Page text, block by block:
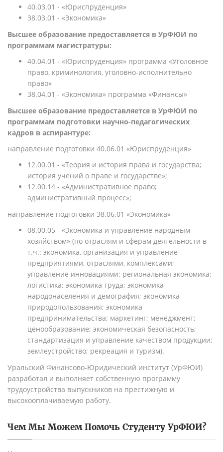
40.03.01 - «Юриспруденция»
38.03.01 - «Экономика»
Высшее образование предоставляется в УрФЮИ по
программам магистратуры:
40.04.01 - «Юриспруденция» программа «Уголовное
право, криминология, уголовно-исполнительно
право»
38.04.01 - «Экономика» программа «Финансы»
Высшее образование предоставляется в УрФЮИ по
программам подготовки научно-педагогических
кадров в аспирантуре:
направление подготовки 40.06.01 «Юриспруденция»
12.00.01 - «Теория и история права и государства;
история учений о праве и государстве»;
12.00.14 - «Административное право;
административный процесс»;
направление подготовки 38.06.01 «Экономика»
08.00.05 - «Экономика и управление народным
хозяйством» (по отраслям и сферам деятельности в
т.ч.: экономика, организация и управление
предприятиями, отраслями, комплексами;
управление инновациями; региональная экономика;
логистика; экономика труда; экономика
народонаселения и демография; экономика
природопользования; экономика
предпринимательства; маркетинг; менеджмент;
ценообразование; экономическая безопасность;
стандартизация и управление качеством продукции;
землеустройство; рекреация и туризм).
Уральский Финансово-Юридический институт (УрФЮИ)
разработал и выполняет собственную программу
трудоустройства выпускников на престижную и
высокооплачиваемую работу.
Чем Мы Можем Помочь Студенту УрФЮИ?